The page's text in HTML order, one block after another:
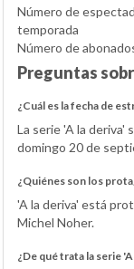
Número de
temporada
Número de
Preguntas
¿Cuál es la fecha de
La serie 'A la deriva'
domingo 20 de
¿Quiénes son los
'A la deriva' está
Michel Noher.
¿De qué trata la serie